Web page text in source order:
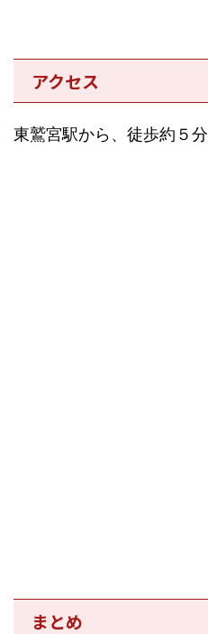
アクセス
東鷲宮駅から、徒歩約５分
まとめ